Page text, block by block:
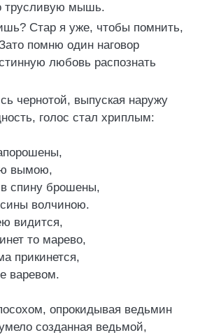
трусливую мышь.
Стар я уже, чтобы помнить,
помню один наговор
любовь распознать
чернотой, выпуская наружу
голос стал хриплым:
вымою,
спину брошены,
волчиною.
видится,
то марево,
прикинется,
варевом.
опрокидывая ведьмин
созданная ведьмой,